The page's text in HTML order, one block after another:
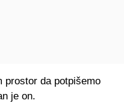
prostor da potpišemo
je on.